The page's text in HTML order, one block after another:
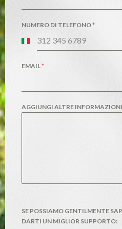
NUMERO DI TELEFONO*
Italy
EMAIL*
AGGIUNGI ALTRE INFORMAZIONI
SE POSSIAMO GENTILMENTE
DARTI UN MIGLIOR SUPPORTO: